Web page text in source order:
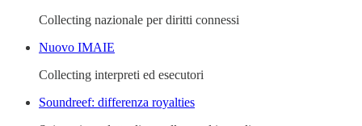
Collecting nazionale per diritti connessi
Nuovo IMAIE
Collecting interpreti ed esecutori
Soundreef: differenza royalties